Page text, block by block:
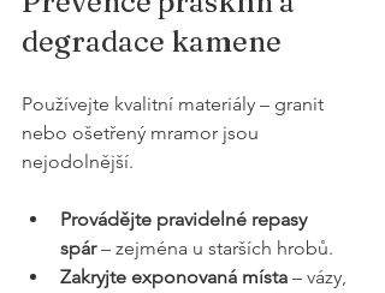
degradace kamene
Používejte kvalitní materiály – granit
nebo ošetřený mramor jsou
nejodolnější.
Provádějte pravidelné repasy
spár – zejména u starších hrobů.
Zakryjte exponovaná místa – vázy,